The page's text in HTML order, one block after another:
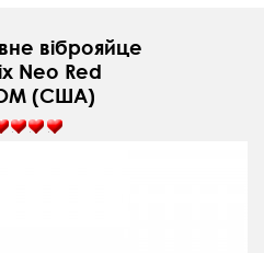
віброяйце
Neo Red
(США)